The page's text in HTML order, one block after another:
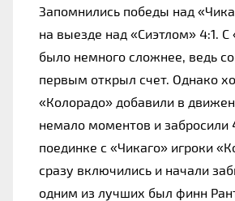
Запомнились победы над
на выезде над «Сиэтлом» 4:1. С
было немного сложнее, ведь
первым открыл счет. Однако
«Колорадо» добавили в
немало моментов и
поединке с «Чикаго» игроки
сразу включились и начали
одним из лучших был финн